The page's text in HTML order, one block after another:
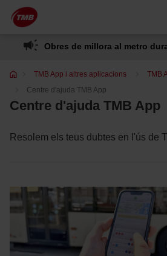
Salta al contingut principal
Saltar
al
contingut
Obres de millora al metro
TMB App i altres aplicacions
TMB
Centre d'ajuda TMB App
Centre d'ajuda TMB App
Resolem els teus dubtes en l'ús de